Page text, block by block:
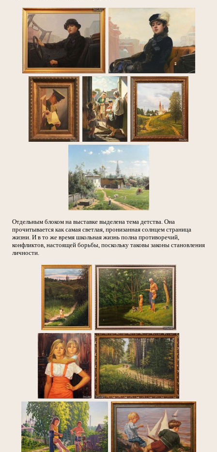
Отдельным блоком на выставке выделена тема детства. Она
прочитывается как самая светлая, пронизанная солнцем страница
жизни. И в то же время школьная жизнь полна противоречий,
конфликтов, настоящей борьбы, поскольку таковы законы становления
личности.